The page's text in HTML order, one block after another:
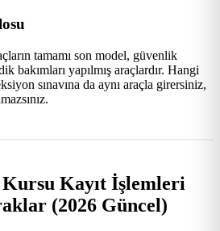
tamamı son model, güvenlik
bakımları yapılmış araçlardır. Hangi
sınavına da aynı araçla girersiniz,
Kayıt İşlemleri
(2026 Güncel)